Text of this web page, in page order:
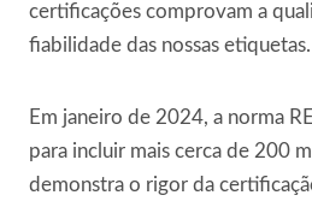
certificações comprovam a
fiabilidade das nossas etiquetas.
Em janeiro de 2024, a norma
para incluir mais cerca de 200
demonstra o rigor da